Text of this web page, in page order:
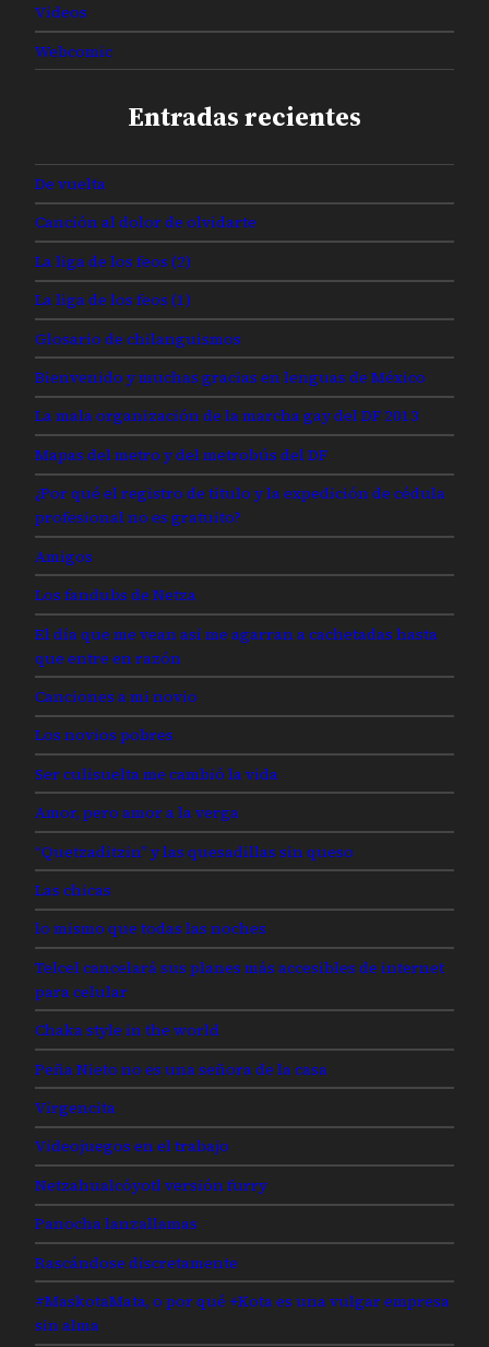
Videos
Webcomic
Entradas recientes
De vuelta
Canción al dolor de olvidarte
La liga de los feos (2)
La liga de los feos (1)
Glosario de chilanguismos
Bienvenido y muchas gracias en lenguas de México
La mala organización de la marcha gay del DF 2013
Mapas del metro y del metrobús del DF
¿Por qué el registro de título y la expedición de cédula
profesional no es gratuito?
Amigos
Los fandubs de Netza
El día que me vean así me agarran a cachetadas hasta
que entre en razón
Canciones a mi novio
Los novios pobres
Ser culisuelta me cambió la vida
Amor, pero amor a la verga
“Quetzaditzin” y las quesadillas sin queso
Las chicas
lo mismo que todas las noches
Telcel cancelará sus planes más accesibles de internet
para celular
Chaka style in the world
Peña Nieto no es una señora de la casa
Virgencita
Videojuegos en el trabajo
Netzahualcóyotl versión furry
Panocha lanzallamas
Rascándose discretamente
#MaskotaMata, o por qué +Kota es una vulgar empresa
sin alma